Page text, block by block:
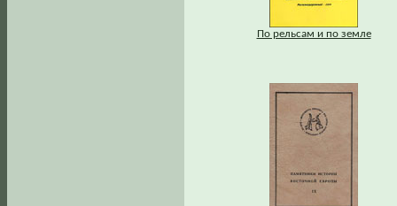
По рельсам и по земле